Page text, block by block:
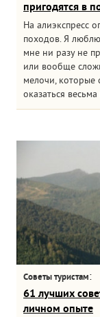
пригодятся в
На алиэкспресс
походов. Я
мне ни разу не
или вообще
мелочи, которые
оказаться
Советы туристам:
61 лучших
личном опыте